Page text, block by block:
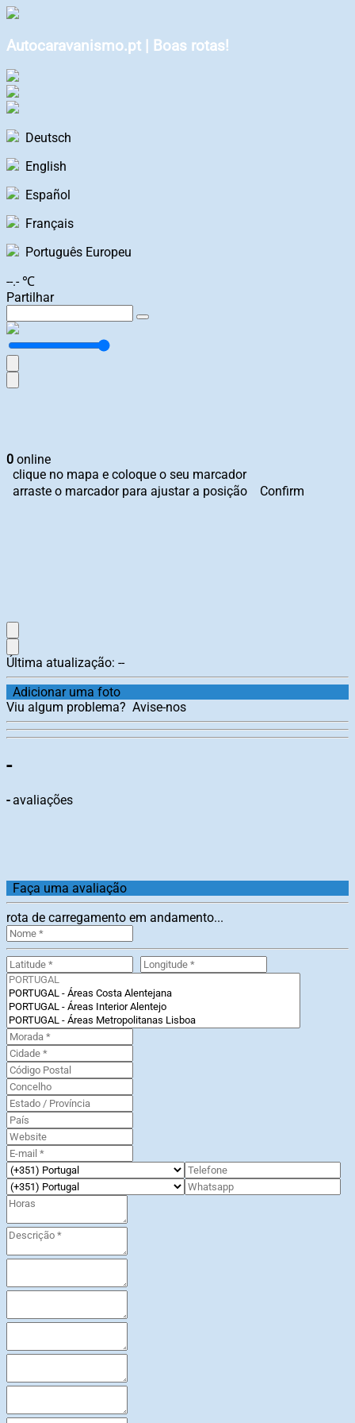
Autocaravanismo.pt | Boas rotas!
Deutsch
English
Español
Français
Português Europeu
--.- ℃
Partilhar
0 online
clique no mapa e coloque o seu marcador
arraste o marcador para ajustar a posição
Confirm
Última atualização: --
Adicionar uma foto
Viu algum problema? Avise-nos
-
-avaliações
Faça uma avaliação
rota de carregamento em andamento...